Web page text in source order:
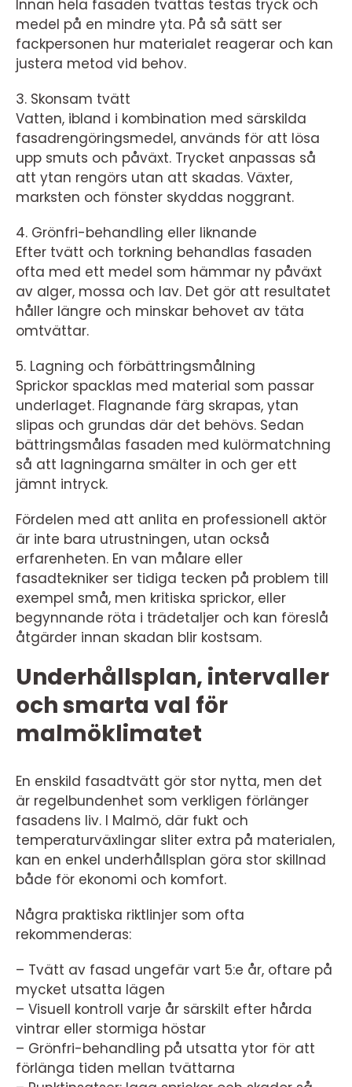
Innan hela fasaden tvättas testas tryck och
medel på en mindre yta. På så sätt ser
fackpersonen hur materialet reagerar och kan
justera metod vid behov.
3. Skonsam tvätt
Vatten, ibland i kombination med särskilda
fasadrengöringsmedel, används för att lösa
upp smuts och påväxt. Trycket anpassas så
att ytan rengörs utan att skadas. Växter,
marksten och fönster skyddas noggrant.
4. Grönfri-behandling eller liknande
Efter tvätt och torkning behandlas fasaden
ofta med ett medel som hämmar ny påväxt
av alger, mossa och lav. Det gör att resultatet
håller längre och minskar behovet av täta
omtvättar.
5. Lagning och förbättringsmålning
Sprickor spacklas med material som passar
underlaget. Flagnande färg skrapas, ytan
slipas och grundas där det behövs. Sedan
bättringsmålas fasaden med kulörmatchning
så att lagningarna smälter in och ger ett
jämnt intryck.
Fördelen med att anlita en professionell aktör
är inte bara utrustningen, utan också
erfarenheten. En van målare eller
fasadtekniker ser tidiga tecken på problem till
exempel små, men kritiska sprickor, eller
begynnande röta i trädetaljer och kan föreslå
åtgärder innan skadan blir kostsam.
Underhållsplan, intervaller
och smarta val för
malmöklimatet
En enskild fasadtvätt gör stor nytta, men det
är regelbundenhet som verkligen förlänger
fasadens liv. I Malmö, där fukt och
temperaturväxlingar sliter extra på materialen,
kan en enkel underhållsplan göra stor skillnad
både för ekonomi och komfort.
Några praktiska riktlinjer som ofta
rekommenderas:
– Tvätt av fasad ungefär vart 5:e år, oftare på
mycket utsatta lägen
– Visuell kontroll varje år särskilt efter hårda
vintrar eller stormiga höstar
– Grönfri-behandling på utsatta ytor för att
förlänga tiden mellan tvättarna